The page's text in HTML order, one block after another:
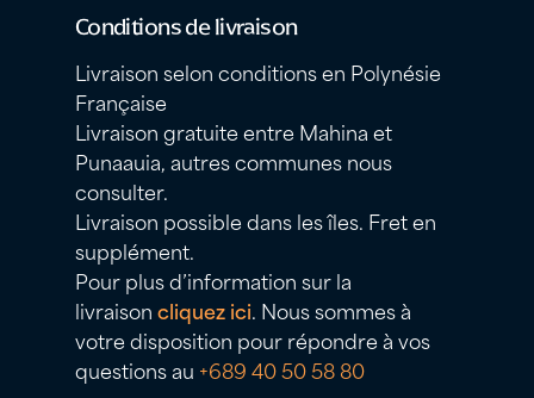
Conditions de livraison
Livraison selon conditions en Polynésie
Française
Livraison gratuite entre Mahina et
Punaauia, autres communes nous
consulter.
Livraison possible dans les îles. Fret en
supplément.
Pour plus d’information sur la
livraisoncliquez ici. Nous sommes à
votre disposition pour répondre à vos
questions au +689 40 50 58 80